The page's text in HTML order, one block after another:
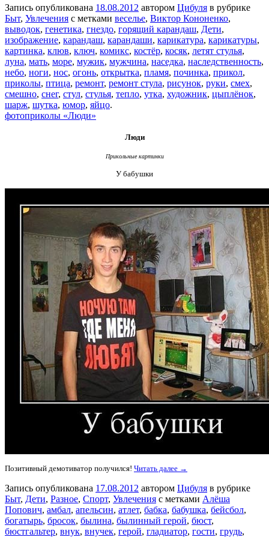
Запись опубликована 18.08.2012 автором Цибуля в рубрике
Быт, Увлечения с метками веселье, Виктор Кононенко,
выводок, генетика, гнездо, горящий карандаш, Дети,
изображение, карандаш, карандаши, карикатура, карикатуры,
картинка, клюв, ключ, комикс, костёр, косяк, летят стулья,
луна, мать, море, мужик, мужчина, наседка, наследственность,
небо, ноги, нос, огонь, открытка, пламя, починка, прикол,
приколы, птица, ремонт, ремонт стула, рисунок, руки, смех,
смешно, снег, стул, стулья, тепло, утка, художник, цыплёнок,
шарж, шутка, юмор, яйцо.
фотоприколы «Люди»
Люди
Прикольные картинки
У бабушки
Позитивный демотиватор получился! Читать далее →
Запись опубликована 17.08.2012 автором Цибуля в рубрике
Быт, Дети, Разное, Спорт, Увлечения с метками Алёша
Попович, амбал, апельсин, атлет, бабка, бабушка, бейсбол,
богатырь, бросок, былина, былинный герой, бюст,
бюстгальтер, внук, внучек, герой, гладиатор, гости, грудь,